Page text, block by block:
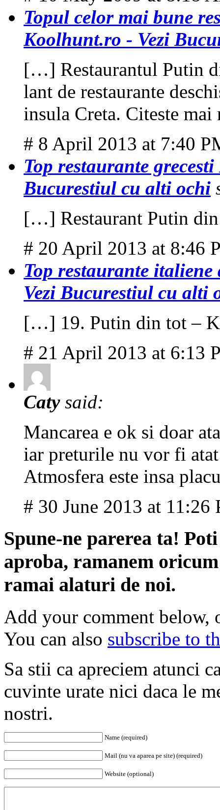
Topul celor mai bune
Koolhunt.ro - Vezi
[…] Restaurantul Putin
lant de restaurante
insula Creta. Citeste
# 8 April 2013 at 7:40
Top restaurante
Bucurestiul cu alti ochi
[…] Restaurant Putin
# 20 April 2013 at 8:46
Top restaurante
Vezi Bucurestiul cu alti
[…] 19. Putin din tot –
# 21 April 2013 at 6:13
Caty said:
Mancarea e ok si doar
iar preturile nu vor fi
Atmosfera este insa
# 30 June 2013 at 11:26
Spune-ne parerea ta!
aproba, ramanem
ramai alaturi de noi.
Add your comment below,
You can also subscribe to
Sa stii ca apreciem atunci
cuvinte urate nici daca le
nostri.
Name (required)
Mail (nu va aparea pe site) (required)
Website (optional)